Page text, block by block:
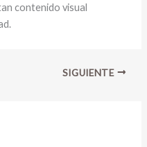
contenido visual
SIGUIENTE